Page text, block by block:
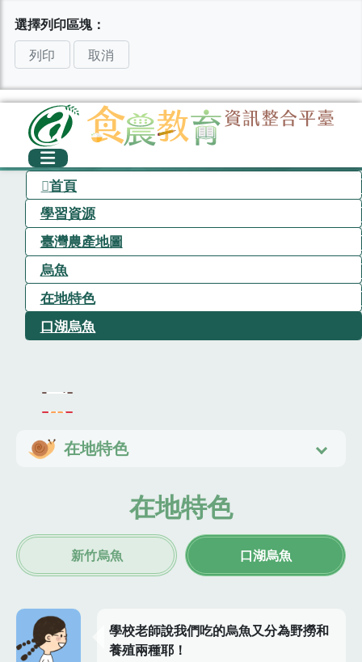
選擇列印區塊：
列印
取消
首頁
學習資源
臺灣農產地圖
烏魚
在地特色
口湖烏魚
在地特色
在地特色
新竹烏魚 口湖烏魚
學校老師說我們吃的烏魚又分為野撈和
養殖兩種耶！